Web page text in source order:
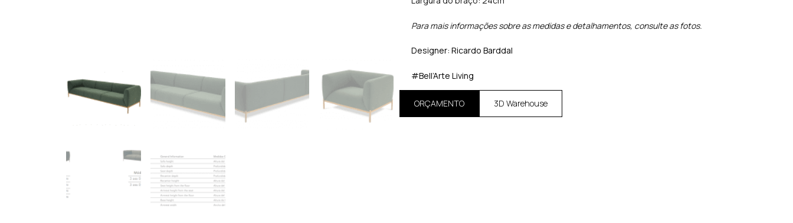
Para mais informações sobre as medidas e detalhamentos, consulte as fotos.
Designer: Ricardo Barddal
#Bell’Arte Living
ORÇAMENTO 3D Warehouse